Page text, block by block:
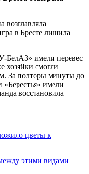
возглавляла
в Бресте лишила
БелАЗ» имели перевес
хозяйки смогли
За полторы минуты до
«Берестья» имели
восстановила
цветы к
этими видами